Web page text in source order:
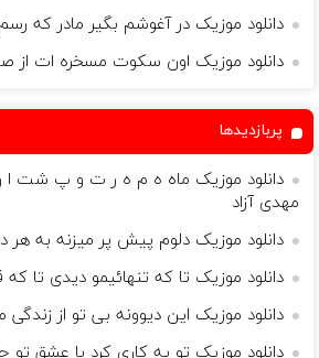
دانلود موزیک در آغوشم بگیر مادر که رسم
دانلود موزیک اون سکوت مسخره ات از
پربازدیدها
دانلود موزیک ماه ه م ه ر ت و پ شت ا
مهدی آزاد
دانلود موزیک دلوم پیش پر میزنه به هر
دانلود موزیک تا که تنهائیمو دیدی تا
دانلود موزیک این دیوونه بی تو از
دانلود موزیک تو یه کاری کرد با عشق